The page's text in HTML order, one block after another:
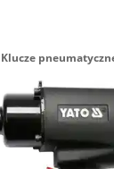
Klucze